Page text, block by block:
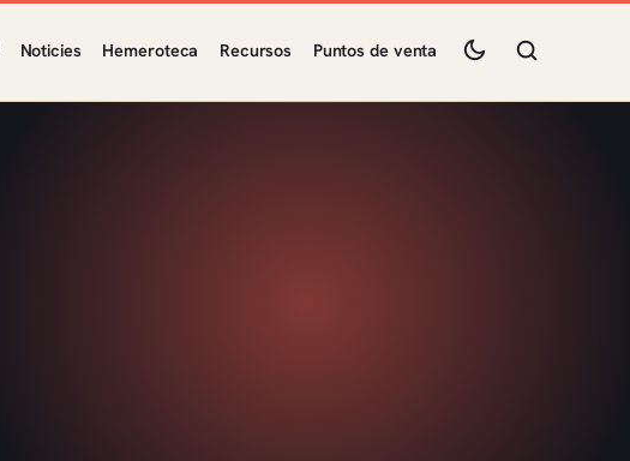
Noticies Hemeroteca Recursos Puntos de venta